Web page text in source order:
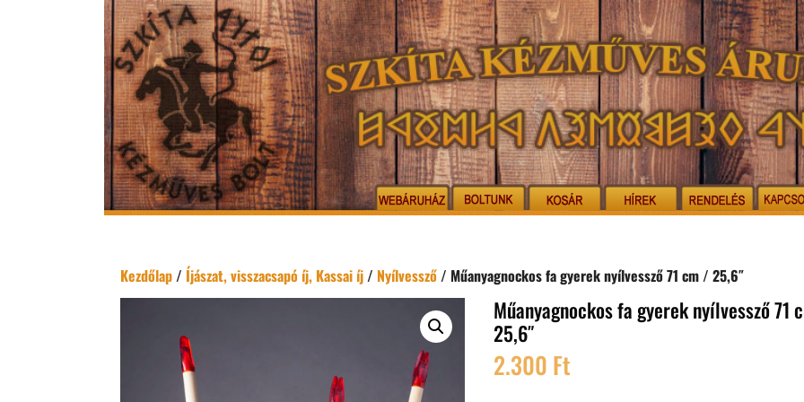
Kezdőlap/ Íjászat, visszacsapó íj, Kassai íj/ Nyílvessző/ Műanyagnockos fa gyerek nyílvessző 71 cm / 25,6″
Műanyagnockos fa gyerek nyílvessző 71
25,6″
2.300 Ft